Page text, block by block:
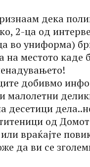
дека
2-ца од
во униформа)
на местото каде
добивмо
малолетни
десетици
од
враќајте
да ви се